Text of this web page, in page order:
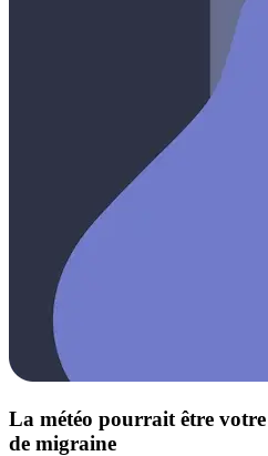
La météo pourrait être
de migraine